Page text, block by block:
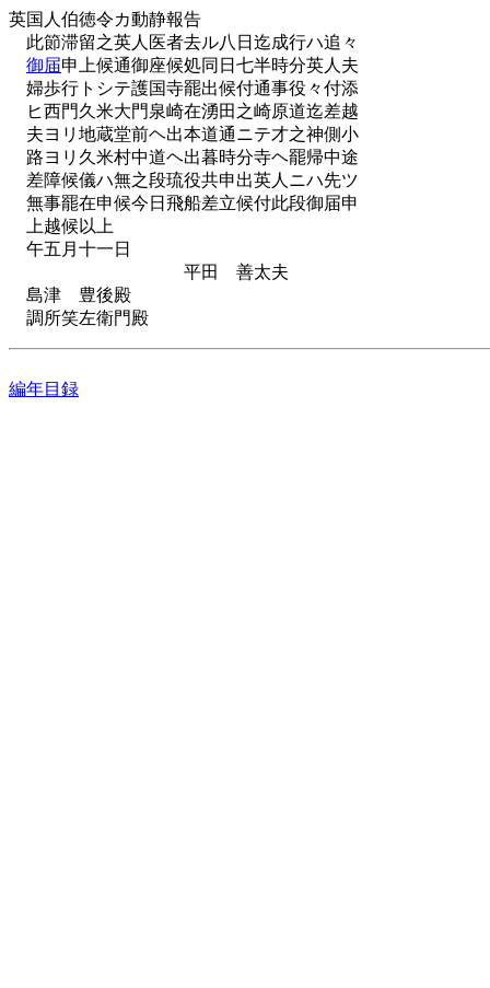
英国人伯徳令カ動静報告
此節滞留之英人医者去ル八日迄成行ハ追々
御届申上候通御座候処同日七半時分英人夫
婦歩行トシテ護国寺罷出候付通事役々付添
ヒ西門久米大門泉崎在湧田之崎原道迄差越
夫ヨリ地蔵堂前ヘ出本道通ニテ才之神側小
路ヨリ久米村中道ヘ出暮時分寺ヘ罷帰中途
差障候儀ハ無之段琉役共申出英人ニハ先ツ
無事罷在申候今日飛船差立候付此段御届申
上越候以上
午五月十一日
平田 善太夫
島津 豊後殿
調所笑左衛門殿
編年目録